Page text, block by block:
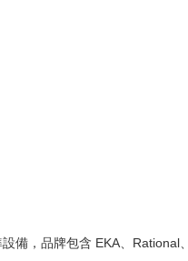
備，品牌包含 EKA、Rational